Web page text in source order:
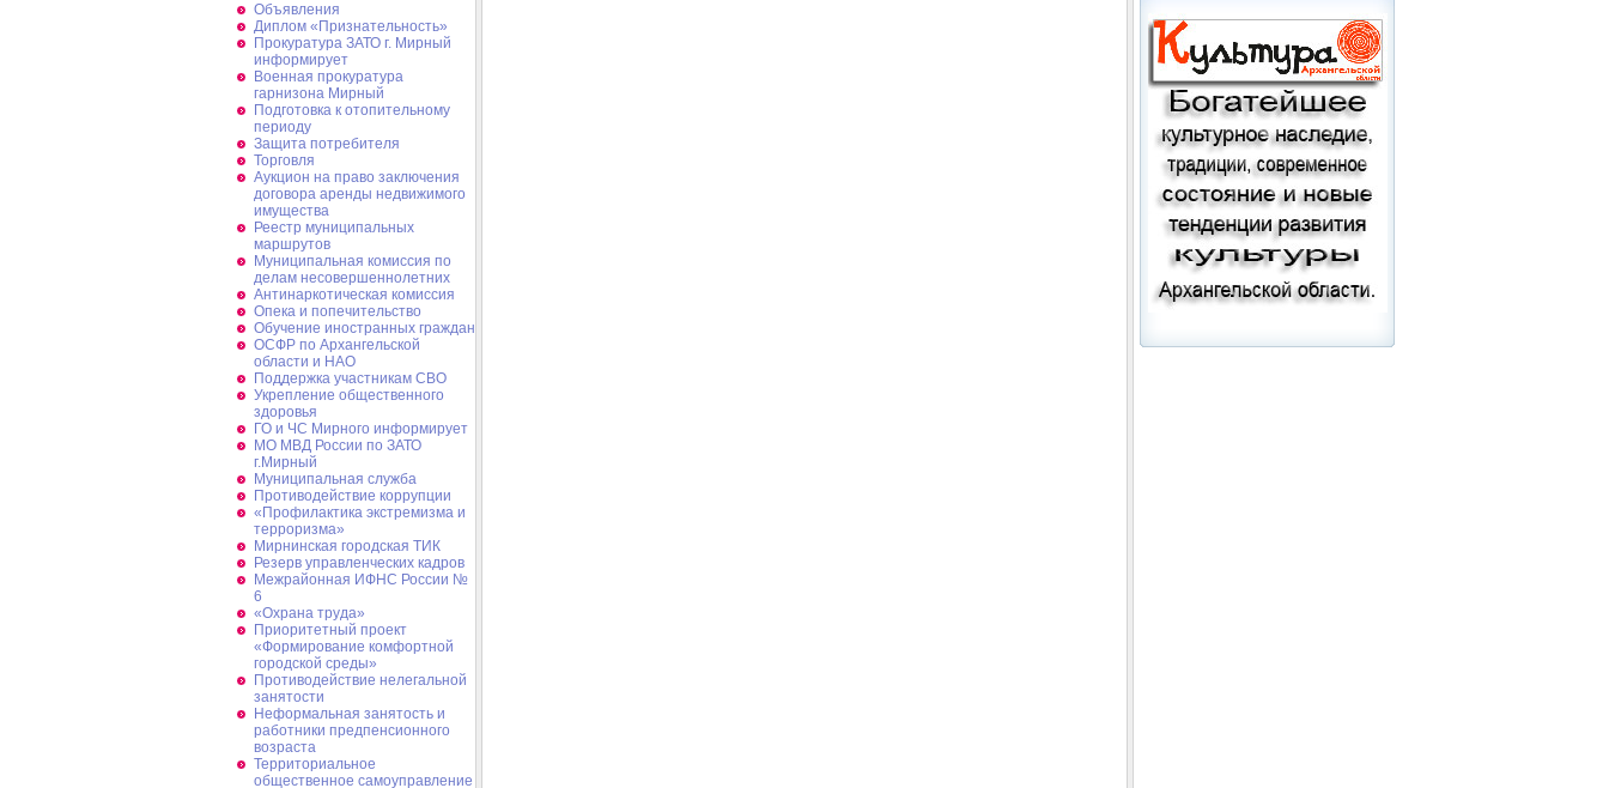
Объявления
Диплом «Признательность»
Прокуратура ЗАТО г. Мирный
информирует
Военная прокуратура
гарнизона Мирный
Подготовка к отопительному
периоду
Защита потребителя
Торговля
Аукцион на право заключения
договора аренды недвижимого
имущества
Реестр муниципальных
маршрутов
Муниципальная комиссия по
делам несовершеннолетних
Антинаркотическая комиссия
Опека и попечительство
Обучение иностранных граждан
ОСФР по Архангельской
области и НАО
Поддержка участникам СВО
Укрепление общественного
здоровья
ГО и ЧС Мирного информирует
МО МВД России по ЗАТО
г.Мирный
Муниципальная cлужба
Противодействие коррупции
«Профилактика экстремизма и
терроризма»
Мирнинская городская ТИК
Резерв управленческих кадров
Межрайонная ИФНС России №
6
«Охрана труда»
Приоритетный проект
«Формирование комфортной
городской среды»
Противодействие нелегальной
занятости
Неформальная занятость и
работники предпенсионного
возраста
Территориальное
общественное самоуправление